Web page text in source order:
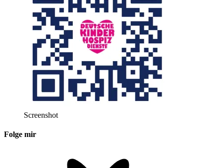
Screenshot
Folge mir